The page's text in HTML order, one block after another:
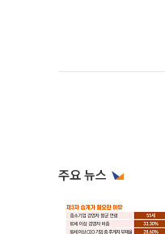
주요 뉴스